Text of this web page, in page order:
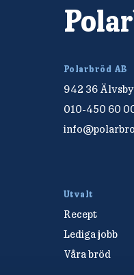
Polarbröd AB
942 36
010-450 60
Utvalt
Recept
Lediga jobb
Våra bröd